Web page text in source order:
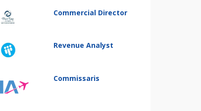
Commercial Director
Revenue Analyst
Commissaris